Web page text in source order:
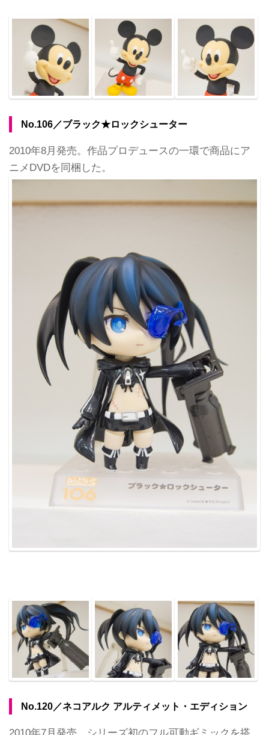
No.106／ブラック★ロックシューター
2010年8月発売。作品プロデュースの一環で商品にア
ニメDVDを同梱した。
No.120／ネコアルク アルティメット・エディション
2010年7月発売。シリーズ初のフル可動ギミックを搭